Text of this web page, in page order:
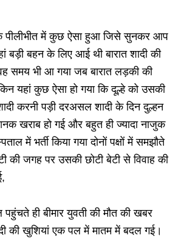
में कुछ ऐसा हुआ जिसे सुनकर आप
बड़ी बहन के लिए आई थी बारात शादी की
समय भी आ गया जब बारात लड़की की
यहां कुछ ऐसा हो गया कि दूल्हे को उसकी
करनी पड़ी दरअसल शादी के दिन दुल्हन
खराब हो गई और बहुत ही ज्यादा नाजुक
में भर्ती किया गया दोनों पक्षों में समझौते
की जगह पर उसकी छोटी बेटी से विवाह की
ही बीमार युवती की मौत की खबर
की खुशियां एक पल में मातम में बदल गई।